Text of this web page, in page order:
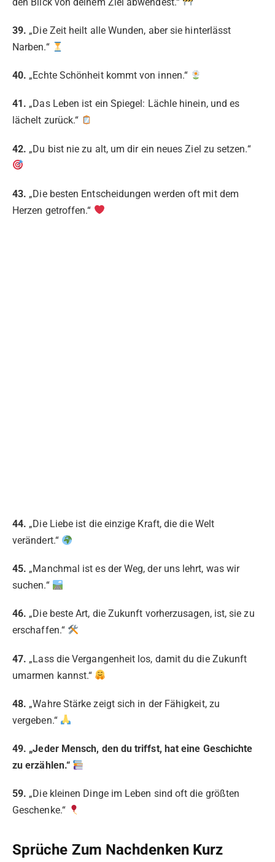
39. „Die Zeit heilt alle Wunden, aber sie hinterlässt
Narben.“
40. „Echte Schönheit kommt von innen.“
41. „Das Leben ist ein Spiegel: Lächle hinein, und es
lächelt zurück.“
42. „Du bist nie zu alt, um dir ein neues Ziel zu setzen.“
43. „Die besten Entscheidungen werden oft mit dem
Herzen getroffen.“
44. „Die Liebe ist die einzige Kraft, die die Welt
verändert.“
45. „Manchmal ist es der Weg, der uns lehrt, was wir
suchen.“
46. „Die beste Art, die Zukunft vorherzusagen, ist, sie zu
erschaffen.“
47. „Lass die Vergangenheit los, damit du die Zukunft
umarmen kannst.“
48. „Wahre Stärke zeigt sich in der Fähigkeit, zu
vergeben.“
49. „Jeder Mensch, den du triffst, hat eine Geschichte
zu erzählen.“
59. „Die kleinen Dinge im Leben sind oft die größten
Geschenke.“
Sprüche Zum Nachdenken Kurz